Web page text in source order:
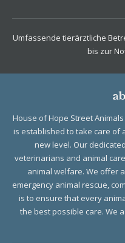
Umfassende tierärztliche
bis zur
House of Hope Street
is established to take care of
new level. Our
veterinarians and animal
animal welfare. We offer
emergency animal rescue,
is to ensure that every
the best possible care. We